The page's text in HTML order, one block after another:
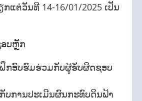
ແຕ່ວັນທີ 14-16/01/2025 ເປັນ
ບຫຼັກ
ກອົບຮົມຮ່ວມກັບຜູ້ຮັບຜິດຊອບ
ບການປະເມີນຜົນກະທົບດິນຟ້າ